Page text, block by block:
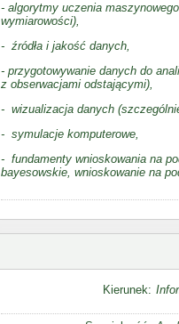
- algorytmy uczenia
wymiarowości),
- źródła i jakość danych,
- przygotowywanie danych do
z obserwacjami odstającymi),
- wizualizacja danych
- symulacje komputerowe,
- fundamenty wnioskowania na
bayesowskie, wnioskowanie na
Kierunek: